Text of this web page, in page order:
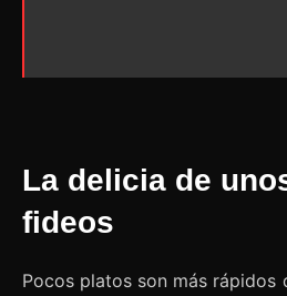
La delicia de
fideos
Pocos platos son más rápidos